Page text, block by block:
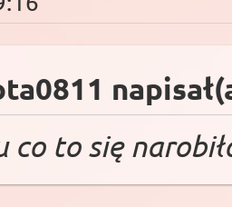
co to się